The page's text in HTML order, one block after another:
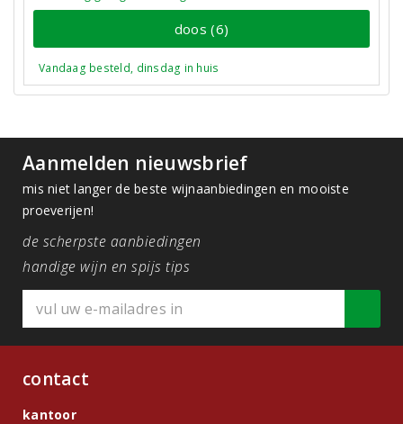
doos (6)
Vandaag besteld, dinsdag in huis
Aanmelden nieuwsbrief
mis niet langer de beste wijnaanbiedingen en mooiste
proeverijen!
de scherpste aanbiedingen
handige wijn en spijs tips
contact
kantoor